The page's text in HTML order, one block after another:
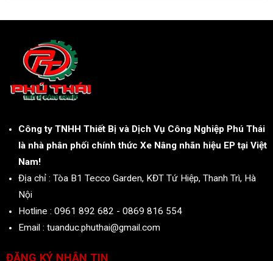
Công ty TNHH Thiết Bị và Dịch Vụ Công Nghiệp Phú Thái
là nhà phân phối chính thức Xe Nâng nhãn hiệu EP tại Việt
Nam!
Địa chỉ : Tòa B1 Tecco Garden, KĐT Tứ Hiệp, Thanh Trì, Hà
Nội
Hotline : 0961 892 682 - 0869 816 554
Email : tuanduc.phuthai@gmail.com
ĐĂNG KÝ NHẬN TIN